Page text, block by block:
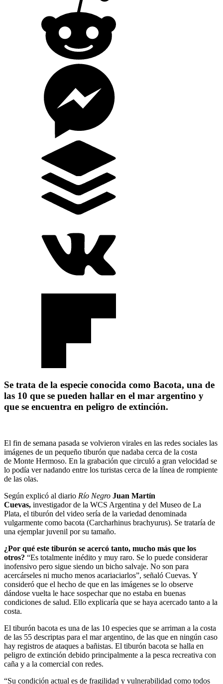
Se trata de la especie conocida como Bacota, una de
las 10 que se pueden hallar en el mar argentino y
que se encuentra en peligro de extinción.
El fin de semana pasada se volvieron virales en las redes sociales las
imágenes de un pequeño tiburón que nadaba cerca de la costa
de Monte Hermoso. En la grabación que circuló a gran velocidad se
lo podía ver nadando entre los turistas cerca de la línea de rompiente
de las olas.
Según explicó al diario Río Negro Juan Martín
Cuevas, investigador de la WCS Argentina y del Museo de La
Plata, el tiburón del video sería de la variedad denominada
vulgarmente como bacota (Carcharhinus brachyurus). Se trataría de
una ejemplar juvenil por su tamaño.
¿Por qué este tiburón se acercó tanto, mucho más que los
otros? “Es totalmente inédito y muy raro. Se lo puede considerar
inofensivo pero sigue siendo un bicho salvaje. No son para
acercárseles ni mucho menos acariaciarlos”, señaló Cuevas. Y
consideró que el hecho de que en las imágenes se lo observe
dándose vuelta le hace sospechar que no estaba en buenas
condiciones de salud. Ello explicaría que se haya acercado tanto a la
costa.
El tiburón bacota es una de las 10 especies que se arriman a la costa
de las 55 descriptas para el mar argentino, de las que en ningún caso
hay registros de ataques a bañistas. El tiburón bacota se halla en
peligro de extinción debido principalmente a la pesca recreativa con
caña y a la comercial con redes.
“Su condición actual es de fragilidad y vulnerabilidad como todos